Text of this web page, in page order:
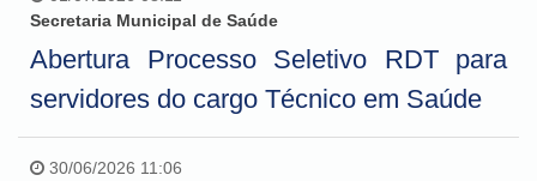
Secretaria Municipal de Saúde
Abertura Processo Seletivo RDT para
servidores do cargo Técnico em Saúde
30/06/2026 11:06